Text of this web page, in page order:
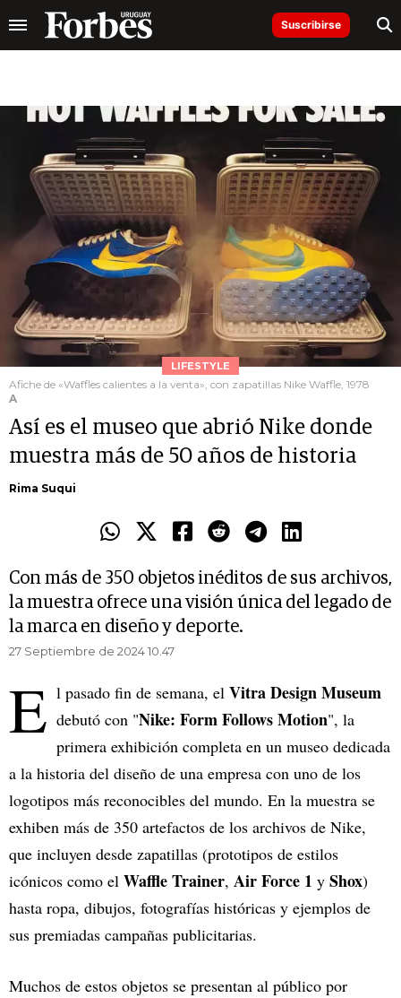
Suscribirse
LIFESTYLE
Afiche de «Waffles calientes a la venta», con zapatillas Nike Waffle, 1978
A
Así es el museo que abrió Nike donde
muestra más de 50 años de historia
Rima Suqui
Con más de 350 objetos inéditos de sus archivos,
la muestra ofrece una visión única del legado de
la marca en diseño y deporte.
27 Septiembre de 2024 10.47
E l pasado fin de semana, el Vitra Design Museum
debutó con "Nike: Form Follows Motion", la
primera exhibición completa en un museo dedicada
a la historia del diseño de una empresa con uno de los
logotipos más reconocibles del mundo. En la muestra se
exhiben más de 350 artefactos de los archivos de Nike,
que incluyen desde zapatillas (prototipos de estilos
icónicos como el Waffle Trainer, Air Force 1 y Shox)
hasta ropa, dibujos, fotografías históricas y ejemplos de
sus premiadas campañas publicitarias.
Muchos de estos objetos se presentan al público por